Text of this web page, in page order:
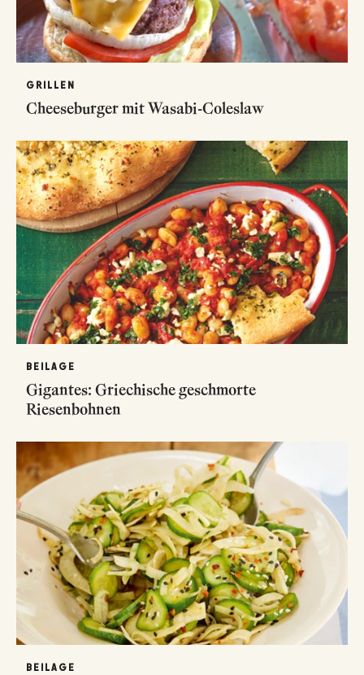
GRILLEN
Cheeseburger mit Wasabi-Coleslaw
BEILAGE
Gigantes: Griechische geschmorte
Riesenbohnen
BEILAGE